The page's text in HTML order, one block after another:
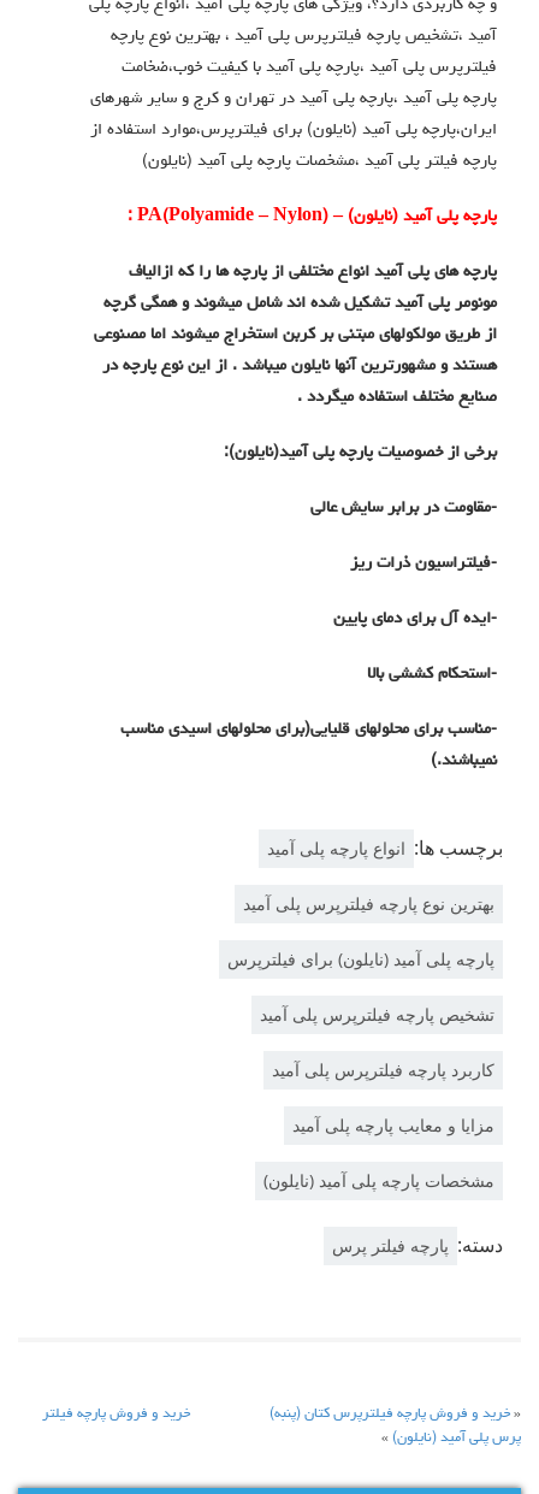
و چه کاربردی دارد؟، ویژگی های پارچه پلی آمید ،انواع پارچه پلی
آمید ،تشخیص پارچه فیلترپرس پلی آمید ، بهترین نوع پارچه
فیلترپرس پلی آمید ،پارچه پلی آمید با کیفیت خوب،ضخامت
پارچه پلی آمید ،پارچه پلی آمید در تهران و کرج و سایر شهرهای
ایران،پارچه پلی آمید (نایلون) برای فیلترپرس،موارد استفاده از
پارچه فیلتر پلی آمید ،مشخصات پارچه پلی آمید (نایلون)
پارچه پلی آمید (نایلون)–
PA(Polyamide – Nylon) :
پارچه های پلی آمید انواع مختلفی از پارچه ها را که ازالیاف
مونومر پلی آمید تشکیل شده اند شامل میشوند و همگی گرچه
از طریق مولکولهای مبتنی بر کربن استخراج میشوند اما مصنوعی
هستند و مشهورترین آنها نایلون میباشد . از این نوع پارچه در
صنایع مختلف استفاده میگردد .
برخی از خصوصیات پارچه پلی آمید(نایلون):
-مقاومت در برابر سایش عالی
-فیلتراسیون ذرات ریز
-ایده آل برای دمای پایین
-استحکام کششی بالا
-مناسب برای محلولهای قلیایی(برای محلولهای اسیدی مناسب
نمیباشند.)
برچسب ها: انواع پارچه پلی آمید
بهترین نوع پارچه فیلترپرس پلی آمید
پارچه پلی آمید (نایلون) برای فیلترپرس
تشخیص پارچه فیلترپرس پلی آمید
کاربرد پارچه فیلترپرس پلی آمید
مزایا و معایب پارچه پلی آمید
مشخصات پارچه پلی آمید (نایلون)
دسته: پارچه فیلتر پرس
« خرید و فروش پارچه فیلترپرس کتان (پنبه)
خرید و فروش پارچه فیلتر
پرس پلی آمید (نایلون) »